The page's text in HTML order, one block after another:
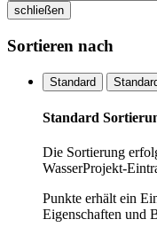
schließen
Sortieren nach
Standard
Standard
Die Sortierung
WasserProjekt-
Punkte erhält ein
Eigenschaften und